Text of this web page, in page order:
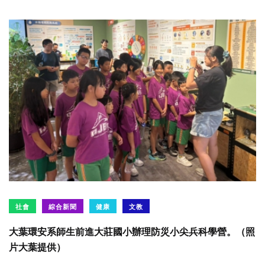
社會 綜合新聞 健康 文教
大葉環安系師生前進大莊國小辦理防災小尖兵科學營。（照
片大葉提供）